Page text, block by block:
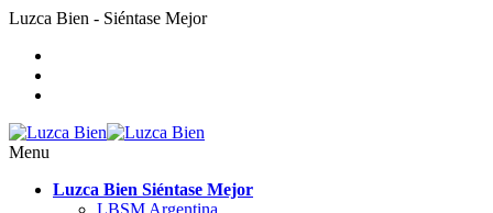
Luzca Bien - Siéntase Mejor
Menu
Luzca Bien Siéntase Mejor
LBSM Argentina